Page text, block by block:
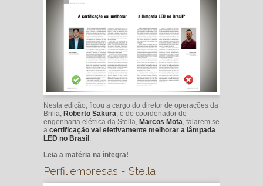
Nesta edição, ficou a cargo do diretor de operações da
Brilia, Roberto Sakura , e do coordenador de
engenharia elétrica da Stella, Marcos Mota , falarem se
a certificação vai efetivamente melhorar a lâmpada
LED no Brasil
Leia a matéria na íntegra!
Perfil empresas - Stella